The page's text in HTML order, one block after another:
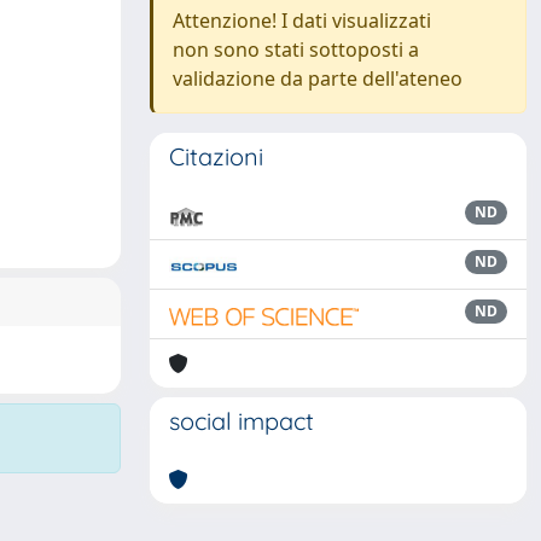
Attenzione! I dati visualizzati
non sono stati sottoposti a
validazione da parte dell'ateneo
Citazioni
ND
ND
ND
social impact